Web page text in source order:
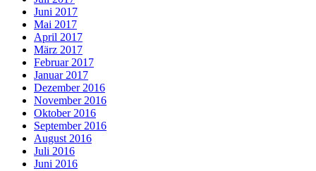
Juni 2017
Mai 2017
April 2017
März 2017
Februar 2017
Januar 2017
Dezember 2016
November 2016
Oktober 2016
September 2016
August 2016
Juli 2016
Juni 2016